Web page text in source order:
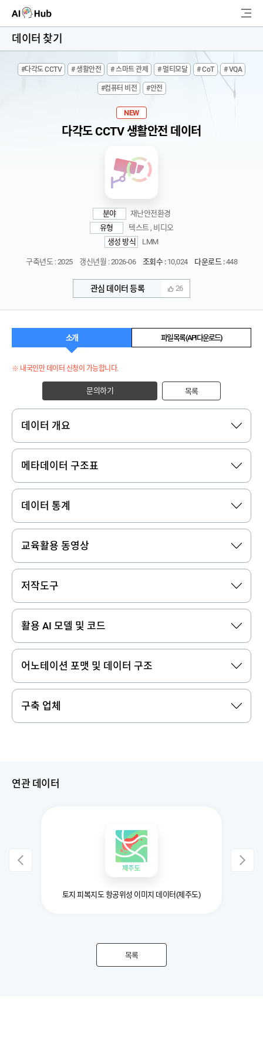
AI-Hub
고객지원
검
색
데이터 찾기
#다각도 CCTV # 생활안전 # 스마트 관제 # 멀티모달 # CoT # VQA
#컴퓨터 비전 #안전
NEW
다각도 CCTV 생활안전 데이터
분야
재난안전환경
유형
텍스트 , 비디오
생성 방식
LMM
구축년도 : 2025 갱신년월 : 2026-06 조회수 :10,024 다운로드 :448
관심 데이터 등록 26
소개 파일 목록 (API 다운로드)
※ 내국인만 데이터 신청이 가능합니다.
문의하기 목록
데이터 개요
메타데이터 구조표
데이터 통계
교육활용 동영상
저작도구
활용 AI 모델 및 코드
어노테이션 포맷 및 데이터 구조
구축 업체
연관 데이터
토지 피복지도 항공위성 이미지 데이터(제주도)
목록